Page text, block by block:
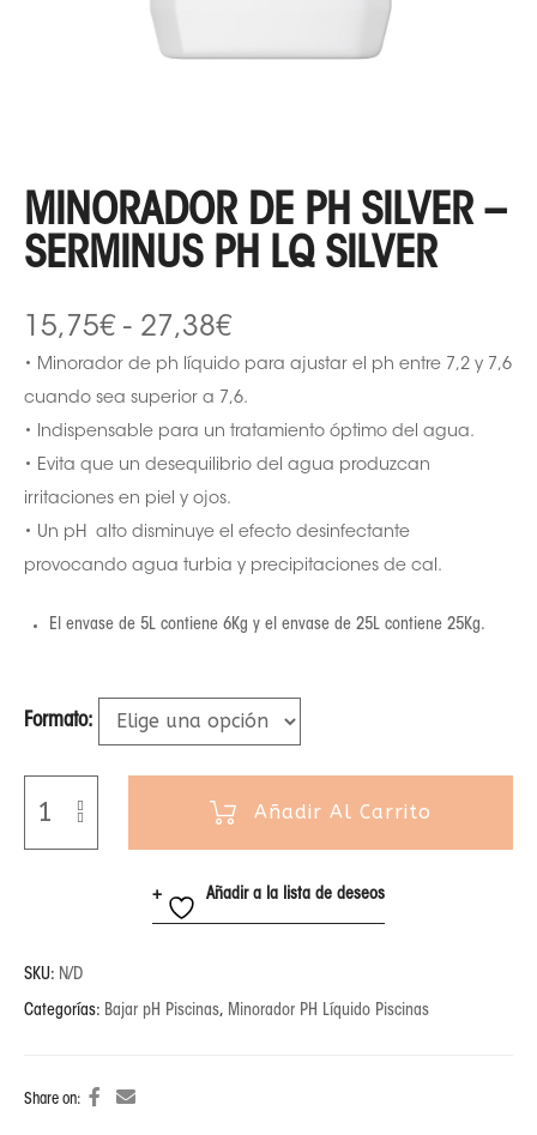
MINORADOR DE PH SILVER –
SERMINUS PH LQ SILVER
15,75€ - 27,38€
• Minorador de ph líquido para ajustar el ph entre 7,2 y 7,6
cuando sea superior a 7,6.
• Indispensable para un tratamiento óptimo del agua.
• Evita que un desequilibrio del agua produzcan
irritaciones en piel y ojos.
• Un pH alto disminuye el efecto desinfectante
provocando agua turbia y precipitaciones de cal.
El envase de 5L contiene 6Kg y el envase de 25L contiene 25Kg.
Formato
Añadir Al Carrito
Añadir a la lista de deseos
SKU: N/D
Categorías: Bajar pH Piscinas, Minorador PH Líquido Piscinas
Share on: